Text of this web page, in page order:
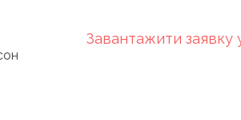
Завантажити заявку